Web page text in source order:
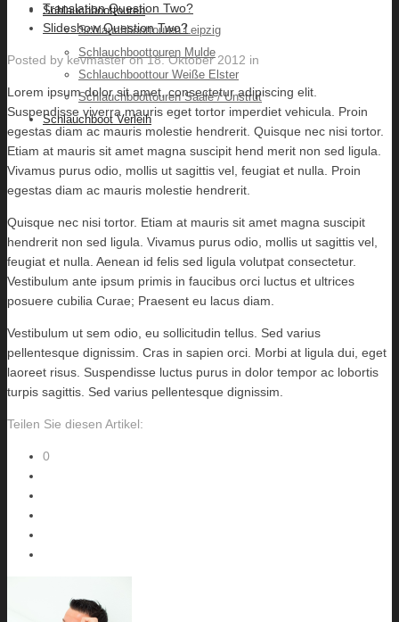
Schlauchboottouren
Schlauchboottouren Leipzig
Schlauchboottouren Mulde
Schlauchboottour Weiße Elster
Schlauchboottouren Saale / Unstrut
Schlauchboot Verleih
Translation Question Two?
Slideshow Question Two?
Posted bykevmasteron18. Oktober 2012 in
Lorem ipsum dolor sit amet, consectetur adipiscing elit.
Suspendisse viverra mauris eget tortor imperdiet vehicula. Proin
egestas diam ac mauris molestie hendrerit. Quisque nec nisi tortor.
Etiam at mauris sit amet magna suscipit hend merit non sed ligula.
Vivamus purus odio, mollis ut sagittis vel, feugiat et nulla. Proin
egestas diam ac mauris molestie hendrerit.
Quisque nec nisi tortor. Etiam at mauris sit amet magna suscipit
hendrerit non sed ligula. Vivamus purus odio, mollis ut sagittis vel,
feugiat et nulla. Aenean id felis sed ligula volutpat consectetur.
Vestibulum ante ipsum primis in faucibus orci luctus et ultrices
posuere cubilia Curae; Praesent eu lacus diam.
Vestibulum ut sem odio, eu sollicitudin tellus. Sed varius
pellentesque dignissim. Cras in sapien orci. Morbi at ligula dui, eget
laoreet risus. Suspendisse luctus purus in dolor tempor ac lobortis
turpis sagittis. Sed varius pellentesque dignissim.
Teilen Sie diesen Artikel:
0